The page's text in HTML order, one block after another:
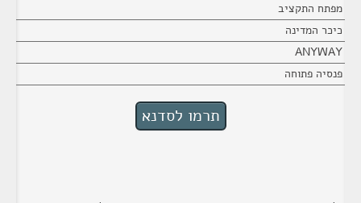
מפתח התקציב
כיכר המדינה
ANYWAY
פנסיה פתוחה